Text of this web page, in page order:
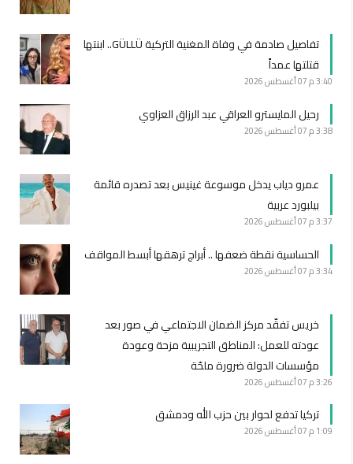
تفاصيل صادمة في وفاة المغنية التركية GÜLLÜ.. ابنتها
قتلتها عمداً
3:40 م 07 أغسطس 2026
رحيل المايسترو العراقي عبد الرزاق العزاوي
3:38 م 07 أغسطس 2026
عمرو دياب يدخل موسوعة غينيس بعد تصدره قائمة
بيلبورد عربية
3:37 م 07 أغسطس 2026
الحساسية نقطة ضعفها .. أبراج ترهقها أبسط المواقف
3:34 م 07 أغسطس 2026
خريس تفقّد مركز الضمان الاجتماعي في صور بعد
عودته للعمل: المناطق التجريبية مزحة وعودة
مؤسسات الدولة ضرورة ملحّة
3:26 م 07 أغسطس 2026
تركيا تدفع لحوار بين حزب الله ودمشق
1:09 م 07 أغسطس 2026